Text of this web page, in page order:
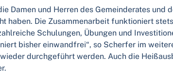
Damen und Herren des Gemeinderates und
haben. Die Zusammenarbeit funktioniert
Schulungen, Übungen und
bisher einwandfrei“, so Scherfer im
durchgeführt werden. Auch die